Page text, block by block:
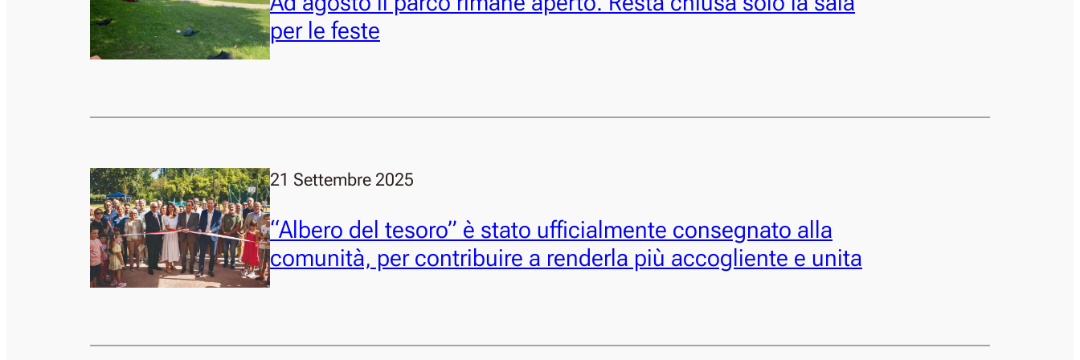
per le feste
21 Settembre 2025
“Albero del tesoro” è stato ufficialmente consegnato alla
comunità, per contribuire a renderla più accogliente e unita